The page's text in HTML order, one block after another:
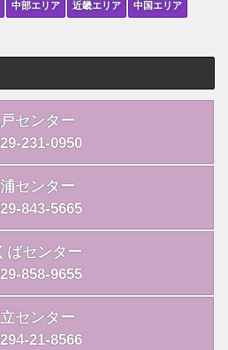
中部エリア 近畿エリア 中国エリア
センター
231-0950
センター
843-5665
ばセンター
858-9655
立センター
21-8566